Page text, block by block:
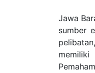
Jawa
sumber